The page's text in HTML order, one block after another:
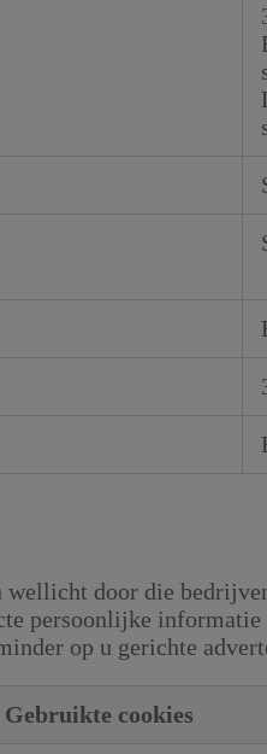
wellicht door die
persoonlijke
op u gerichte
Gebruikte cookies